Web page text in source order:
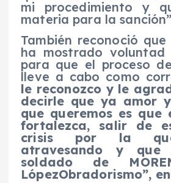
mi procedimiento y
materia para la
También reconoció
ha mostrado voluntad
para que el proceso
lleve a cabo como
le reconozco y le
decirle que ya amor
que queremos es
fortalezca, salir de
crisis por la
atravesando y
soldado de
LópezObradorismo”,